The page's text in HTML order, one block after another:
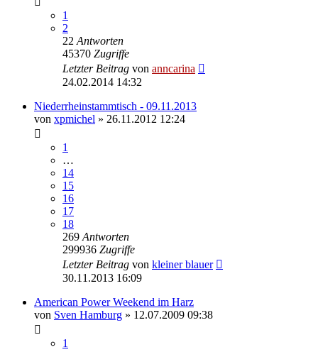
1
2
22 Antworten
45370 Zugriffe
Letzter Beitrag von anncarina
24.02.2014 14:32
Niederrheinstammtisch - 09.11.2013
von xpmichel » 26.11.2012 12:24
1
…
14
15
16
17
18
269 Antworten
299936 Zugriffe
Letzter Beitrag von kleiner blauer
30.11.2013 16:09
American Power Weekend im Harz
von Sven Hamburg » 12.07.2009 09:38
1